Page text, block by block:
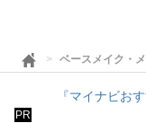
ベースメイク・
『マイナビお
PR